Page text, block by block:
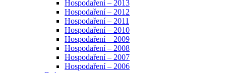
Hospodaření – 2013
Hospodaření – 2012
Hospodaření – 2011
Hospodaření – 2010
Hospodaření – 2009
Hospodaření – 2008
Hospodaření – 2007
Hospodaření – 2006